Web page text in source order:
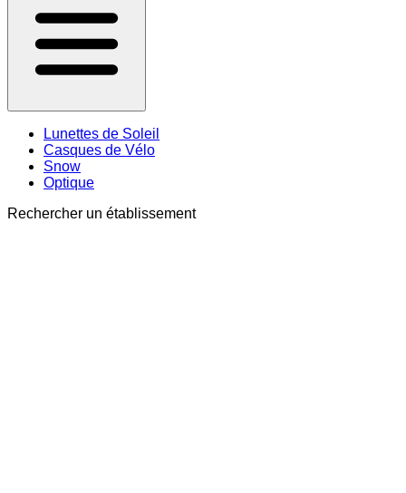
Lunettes de Soleil
Casques de Vélo
Snow
Optique
Rechercher un établissement